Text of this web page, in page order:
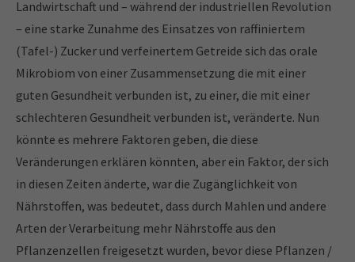
Landwirtschaft und – während der industriellen Revolution
– eine starke Zunahme des Einsatzes von raffiniertem
(Tafel-) Zucker und verfeinertem Getreide sich das orale
Mikrobiom von einer Zusammensetzung die mit einer
guten Gesundheit verbunden ist, zu einer, die mit einer
schlechteren Gesundheit verbunden ist, veränderte. Nun
könnte es mehrere Faktoren geben, die diese
Veränderungen erklären könnten, aber ein Faktor, der sich
in diesen Zeiten änderte, war die Zugänglichkeit von
Nährstoffen, was bedeutet, dass durch Mahlen und andere
Arten der Verarbeitung mehr Nährstoffe aus den
Pflanzenzellen freigesetzt wurden, bevor diese Pflanzen /